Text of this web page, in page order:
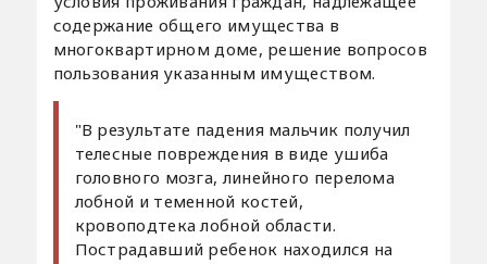
содержание общего имущества в
многоквартирном доме, решение вопросов
пользования указанным имуществом.
"В результате падения мальчик получил
телесные повреждения в виде ушиба
головного мозга, линейного перелома
лобной и теменной костей,
кровоподтека лобной области.
Пострадавший ребенок находился на